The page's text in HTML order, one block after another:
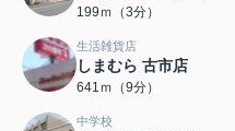
199ｍ（3分）
生活雑貨店
しまむら 古市店
641ｍ（9分）
中学校